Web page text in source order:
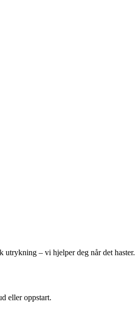
utrykning – vi hjelper deg når det haster.
eller oppstart.